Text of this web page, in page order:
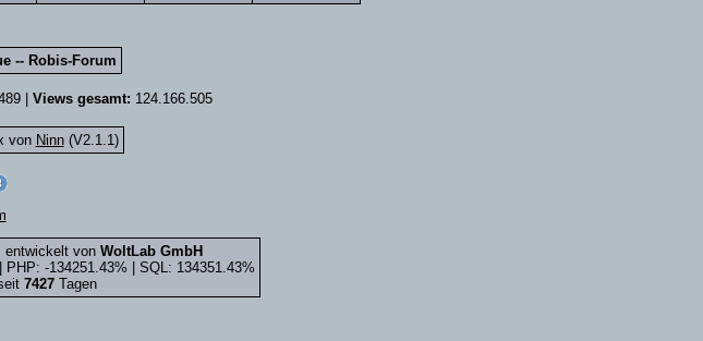
-- Robis-Forum
| Views gesamt: 124.166.505
von Ninn(V2.1.1)
entwickelt von WoltLab GmbH
-134251.43% | SQL: 134351.43%
7427Tagen